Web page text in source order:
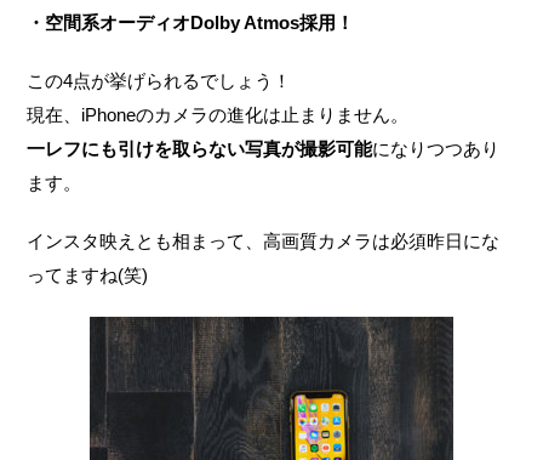
・空間系オーディオDolby Atmos採用！
この4点が挙げられるでしょう！
現在、iPhoneのカメラの進化は止まりません。
一レフにも引けを取らない写真が撮影可能になりつつあり
ます。
インスタ映えとも相まって、高画質カメラは必須昨日にな
ってますね(笑)